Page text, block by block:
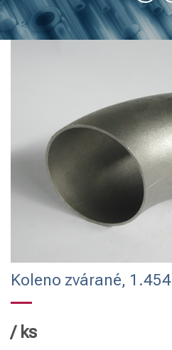
Koleno zvárané,
/ ks